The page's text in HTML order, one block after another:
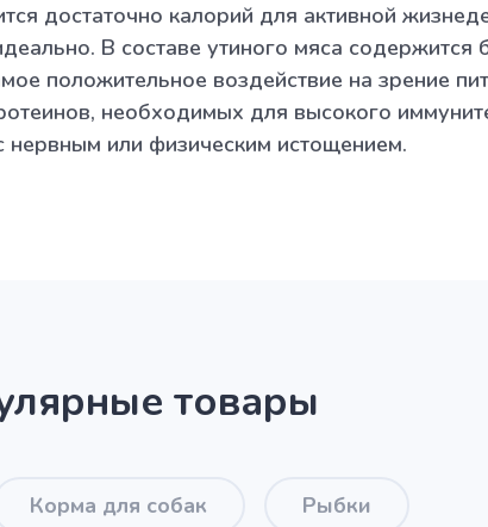
достаточно калорий для активной
В составе утиного мяса содержится
положительное воздействие на зрение
необходимых для высокого
или физическим истощением.
товары
Корма для собак Рыбки